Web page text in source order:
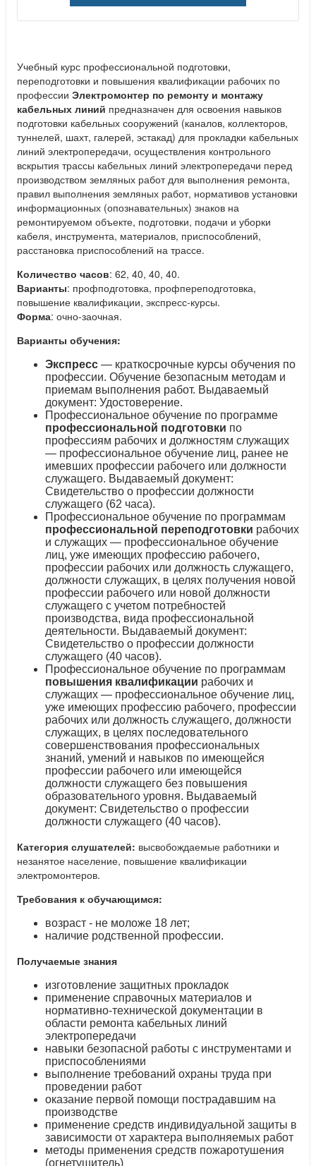
Учебный курс профессиональной подготовки,
переподготовки и повышения квалификации рабочих по
профессии Электромонтер по ремонту и монтажу
кабельных линий предназначен для освоения навыков
подготовки кабельных сооружений (каналов, коллекторов,
туннелей, шахт, галерей, эстакад) для прокладки кабельных
линий электропередачи, осуществления контрольного
вскрытия трассы кабельных линий электропередачи перед
производством земляных работ для выполнения ремонта,
правил выполнения земляных работ, нормативов установки
информационных (опознавательных) знаков на
ремонтируемом объекте, подготовки, подачи и уборки
кабеля, инструмента, материалов, приспособлений,
расстановка приспособлений на трассе.
Количество часов: 62, 40, 40, 40.
Варианты: профподготовка, профпереподготовка,
повышение квалификации, экспресс-курсы.
Форма: очно-заочная.
Варианты обучения:
Экспресс — краткосрочные курсы обучения по
профессии. Обучение безопасным методам и
приемам выполнения работ. Выдаваемый
документ: Удостоверение.
Профессиональное обучение по программе
профессиональной подготовки по
профессиям рабочих и должностям служащих
— профессиональное обучение лиц, ранее не
имевших профессии рабочего или должности
служащего. Выдаваемый документ:
Свидетельство о профессии должности
служащего (62 часа).
Профессиональное обучение по программам
профессиональной переподготовки рабочих
и служащих — профессиональное обучение
лиц, уже имеющих профессию рабочего,
профессии рабочих или должность служащего,
должности служащих, в целях получения новой
профессии рабочего или новой должности
служащего с учетом потребностей
производства, вида профессиональной
деятельности. Выдаваемый документ:
Свидетельство о профессии должности
служащего (40 часов).
Профессиональное обучение по программам
повышения квалификации рабочих и
служащих — профессиональное обучение лиц,
уже имеющих профессию рабочего, профессии
рабочих или должность служащего, должности
служащих, в целях последовательного
совершенствования профессиональных
знаний, умений и навыков по имеющейся
профессии рабочего или имеющейся
должности служащего без повышения
образовательного уровня. Выдаваемый
документ: Свидетельство о профессии
должности служащего (40 часов).
Категория слушателей: высвобождаемые работники и
незанятое население, повышение квалификации
электромонтеров.
Требования к обучающимся:
возраст - не моложе 18 лет;
наличие родственной профессии.
Получаемые знания
изготовление защитных прокладок
применение справочных материалов и
нормативно-технической документации в
области ремонта кабельных линий
электропередачи
навыки безопасной работы с инструментами и
приспособлениями
выполнение требований охраны труда при
проведении работ
оказание первой помощи пострадавшим на
производстве
применение средств индивидуальной защиты в
зависимости от характера выполняемых работ
методы применения средств пожаротушения
(огнетушитель)